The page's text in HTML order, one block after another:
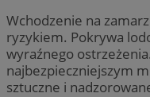
Wchodzenie na
ryzykiem. Pokrywa
wyraźnego
najbezpieczniejszym
sztuczne i